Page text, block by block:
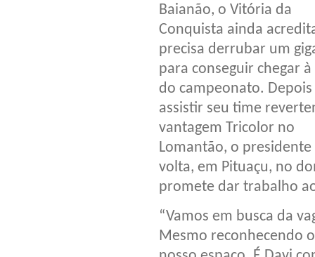
Baianão, o Vitória da
Conquista ainda
precisa derrubar um
para conseguir chegar
do campeonato. Depois
assistir seu time
vantagem Tricolor no
Lomantão, o
volta, em Pituaçu, no
promete dar trabalho
“Vamos em busca da
Mesmo reconhecendo